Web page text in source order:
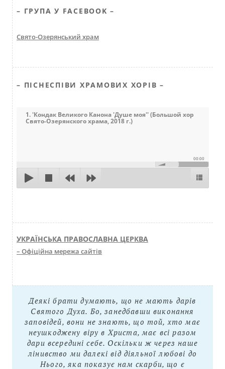
– ГРУПА У FACEBOOK –
Свято-Озерянський храм
– ПІСНЕСПІВИ ХРАМОВИХ ХОРІВ –
1. 'Кондак Великого Канона 'Душе моя'' (Большой хор
Свято-Озерянского храма, 2018 г.)
00:00
УКРАЇНСЬКА ПРАВОСЛАВНА ЦЕРКВА
– Офіційна мережа сайтів
Деякі брати думають, що не мають дарів
Святого Духа. Бо, занедбавши виконання
заповідей, вони не знають, що той, хто має
неушкоджену віру в Христа, має всі разом
дари всередині себе. Оскільки ж через наше
лінивство ми далекі від діяльної любові до
Нього, яка показує нам скарби, що є